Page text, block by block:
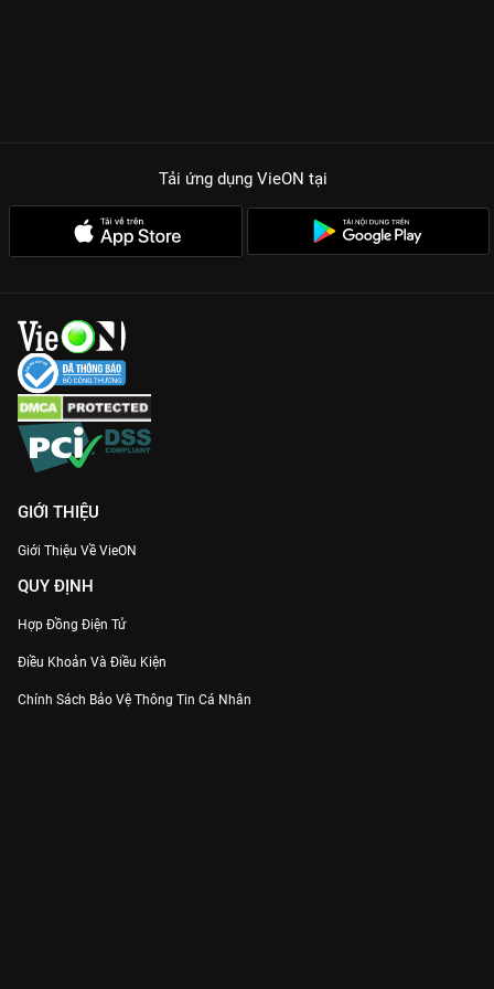
Tải ứng dụng VieON tại
GIỚI THIỆU
Giới Thiệu Về VieON
QUY ĐỊNH
Hợp Đồng Điện Tử
Điều Khoản Và Điều Kiện
Chính Sách Bảo Vệ Thông Tin Cá Nhân